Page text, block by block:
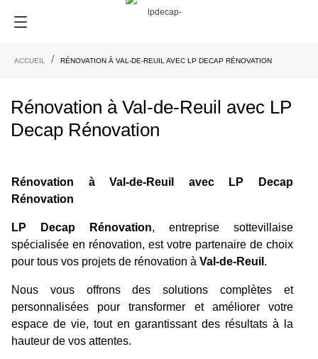
ACCUEIL RÉNOVATION À VAL-DE-REUIL AVEC LP DECAP RÉNOVATION
Rénovation à Val-de-Reuil avec LP
Decap Rénovation
Rénovation à Val-de-Reuil avec LP Decap
Rénovation
LP Decap Rénovation, entreprise sottevillaise
spécialisée en rénovation, est votre partenaire de choix
pour tous vos projets de rénovation à Val-de-Reuil .
Nous vous offrons des solutions complètes et
personnalisées pour transformer et améliorer votre
espace de vie, tout en garantissant des résultats à la
hauteur de vos attentes.